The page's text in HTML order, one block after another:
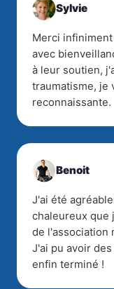
Sylvie
Merci
avec
à leur soutien,
traumatisme, je
reconnaissante.
Benoit
J'ai été
chaleureux que
de l'association
J'ai pu avoir
enfin terminé !